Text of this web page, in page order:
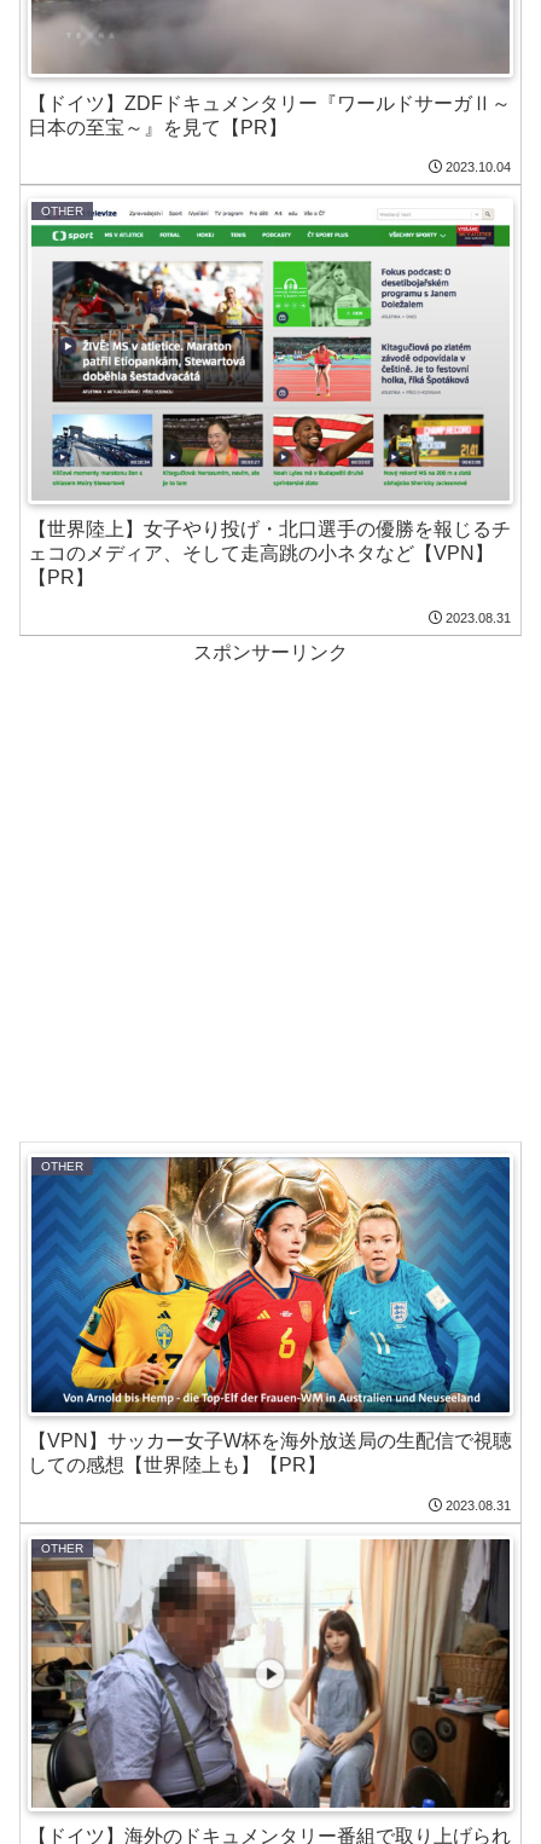
【ドイツ】ZDFドキュメンタリー『ワールドサーガⅡ～
日本の至宝～』を見て【PR】
2023.10.04
OTHER
【世界陸上】女子やり投げ・北口選手の優勝を報じるチ
ェコのメディア、そして走高跳の小ネタなど【VPN】
【PR】
2023.08.31
スポンサーリンク
OTHER
【VPN】サッカー女子W杯を海外放送局の生配信で視聴
しての感想【世界陸上も】【PR】
2023.08.31
OTHER
【ドイツ】海外のドキュメンタリー番組で取り上げられ